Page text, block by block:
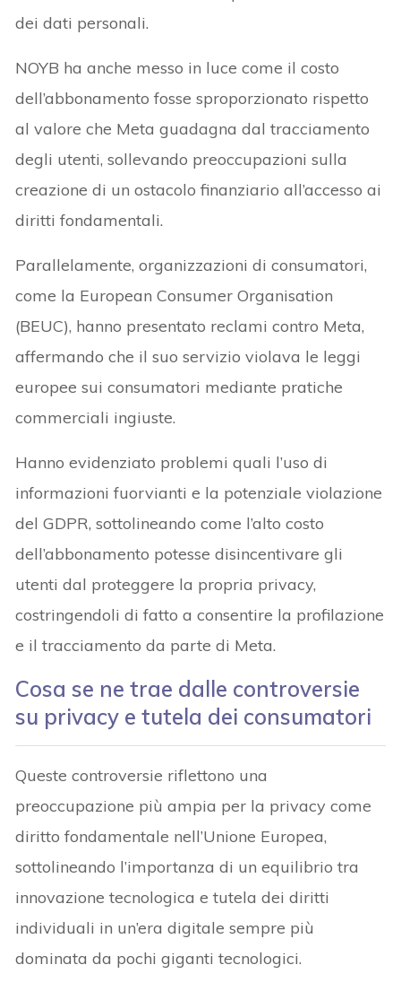
dei dati personali.
NOYB ha anche messo in luce come il costo
dell’abbonamento fosse sproporzionato rispetto
al valore che Meta guadagna dal tracciamento
degli utenti, sollevando preoccupazioni sulla
creazione di un ostacolo finanziario all’accesso ai
diritti fondamentali.
Parallelamente, organizzazioni di consumatori,
come la European Consumer Organisation
(BEUC), hanno presentato reclami contro Meta,
affermando che il suo servizio violava le leggi
europee sui consumatori mediante pratiche
commerciali ingiuste.
Hanno evidenziato problemi quali l’uso di
informazioni fuorvianti e la potenziale violazione
del GDPR, sottolineando come l’alto costo
dell’abbonamento potesse disincentivare gli
utenti dal proteggere la propria privacy,
costringendoli di fatto a consentire la profilazione
e il tracciamento da parte di Meta.
Cosa se ne trae dalle controversie
su privacy e tutela dei consumatori
Queste controversie riflettono una
preoccupazione più ampia per la privacy come
diritto fondamentale nell’Unione Europea,
sottolineando l’importanza di un equilibrio tra
innovazione tecnologica e tutela dei diritti
individuali in un’era digitale sempre più
dominata da pochi giganti tecnologici.